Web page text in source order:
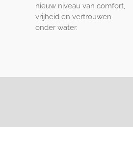
nieuw niveau van comfort,
vrijheid en vertrouwen
onder water.